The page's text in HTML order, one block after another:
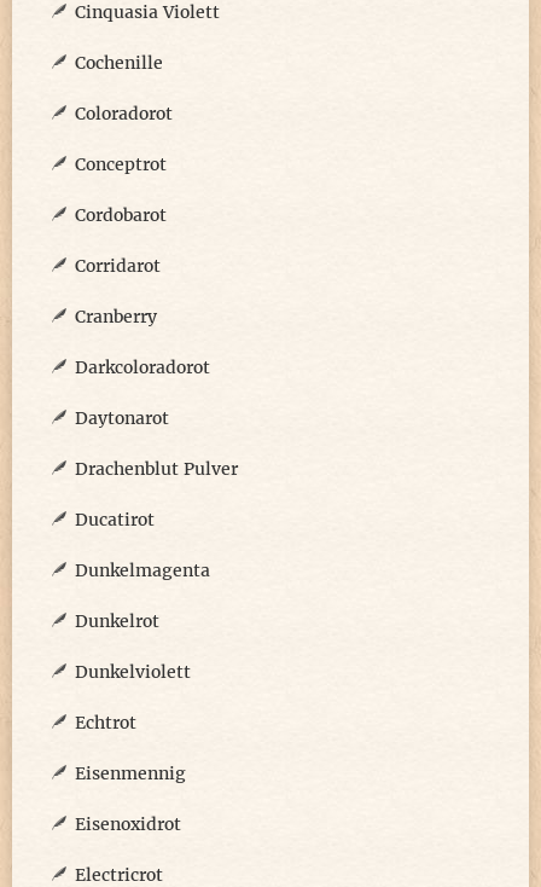
Cinquasia Violett
Cochenille
Coloradorot
Conceptrot
Cordobarot
Corridarot
Cranberry
Darkcoloradorot
Daytonarot
Drachenblut Pulver
Ducatirot
Dunkelmagenta
Dunkelrot
Dunkelviolett
Echtrot
Eisenmennig
Eisenoxidrot
Electricrot